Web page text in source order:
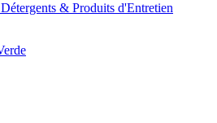
Détergents & Produits d'Entretien